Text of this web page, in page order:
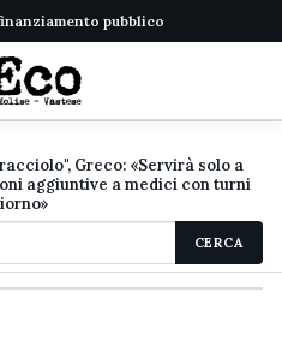
pubblico
Greco: «Servirà solo a
aggiuntive a medici con turni
CERCA